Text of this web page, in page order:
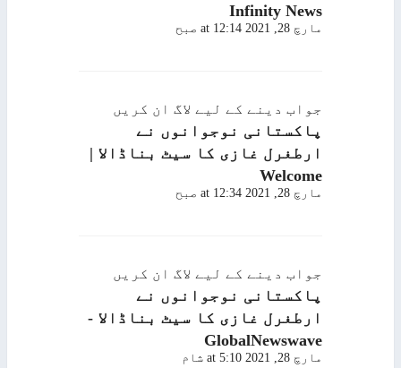
Infinity News
مارچ 28, 2021 at 12:14 صبح
جواب دینے کے لیے لاگ ان کریں
پاکستانی نوجوانوں نے
ارطغرل غازی کا سیٹ بناڈالا |
Welcome
مارچ 28, 2021 at 12:34 صبح
جواب دینے کے لیے لاگ ان کریں
پاکستانی نوجوانوں نے
ارطغرل غازی کا سیٹ بناڈالا -
GlobalNewswave
مارچ 28, 2021 at 5:10 شام